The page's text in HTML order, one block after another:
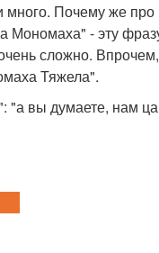
много. Почему же
- эту
сложно.
Тяжела".
вы думаете, нам